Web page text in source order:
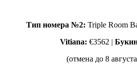
Тип номера №2: Triple Room
Vitiana: €3562 |
(отмена до 8